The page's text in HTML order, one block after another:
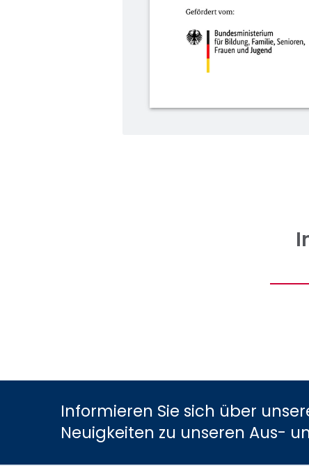
Informieren Sie sich über
Neuigkeiten zu unseren Aus-